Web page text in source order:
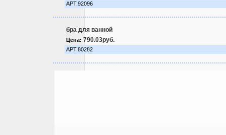
АРТ.92096
бра для ванной
Цена: 790.03руб.
АРТ.80282